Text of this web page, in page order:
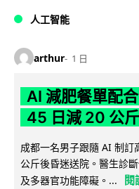
人工智能
arthur 1 日
AI 減肥餐單配
45 日減 20 公
成都一名男子跟隨 AI 制
公斤後昏迷送院。醫生診
及多器官功能障礙。...
閱